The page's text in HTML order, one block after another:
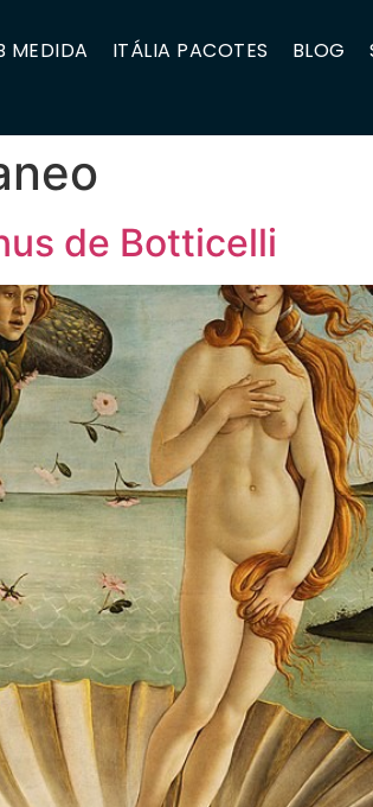
MEDIDA ITÁLIA PACOTES BLOG
de Botticelli